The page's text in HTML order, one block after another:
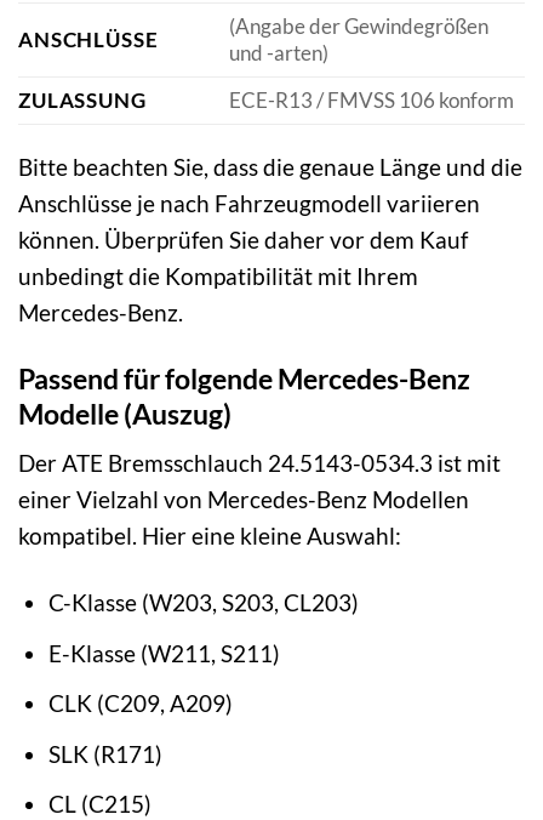
ANSCHLÜSSE
(Angabe der Gewindegrößen
und -arten)
ZULASSUNG
ECE-R13 / FMVSS 106 konform
Bitte beachten Sie, dass die genaue Länge und die
Anschlüsse je nach Fahrzeugmodell variieren
können. Überprüfen Sie daher vor dem Kauf
unbedingt die Kompatibilität mit Ihrem
Mercedes-Benz.
Passend für folgende Mercedes-Benz
Modelle (Auszug)
Der ATE Bremsschlauch 24.5143-0534.3 ist mit
einer Vielzahl von Mercedes-Benz Modellen
kompatibel. Hier eine kleine Auswahl:
C-Klasse (W203, S203, CL203)
E-Klasse (W211, S211)
CLK (C209, A209)
SLK (R171)
CL (C215)